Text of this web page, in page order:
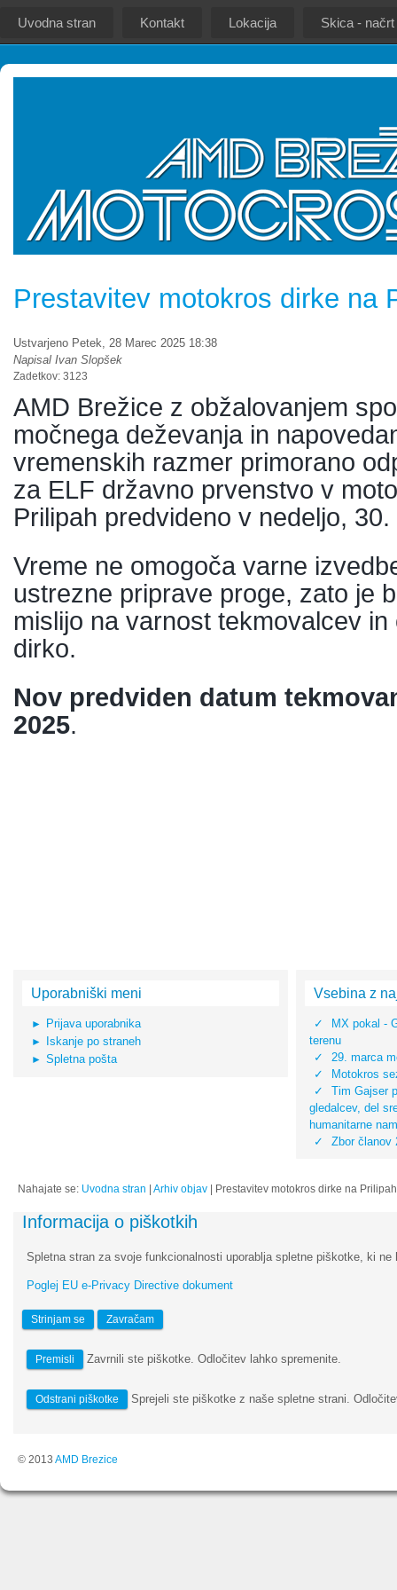
Uvodna stran Kontakt Lokacija Skica -
Prestavitev motokros dirke na
Ustvarjeno Petek, 28 Marec 2025 18:38
Napisal Ivan Slopšek
Zadetkov: 3123
AMD Brežice z obžalovanjem
močnega deževanja in
vremenskih razmer primorano
za ELF državno prvenstvo v
Prilipah predvideno v nedeljo,
Vreme ne omogoča varne
ustrezne priprave proge, zato je
mislijo na varnost tekmovalcev
dirko.
Nov predviden datum
2025.
Uporabniški meni
Prijava uporabnika
Iskanje po straneh
Spletna pošta
Vsebina z
MX pokal -
terenu
29. marca
Motokros
Tim Gajser
gledalcev, del
humanitarne
Zbor članov
Nahajate se: Uvodna stran Arhiv objav Prestavitev motokros dirke na
Informacija o piškotkih
Spletna stran za svoje funkcionalnosti uporablja spletne piškotke, ki
Poglej EU e-Privacy Directive dokument
Strinjam se Zavračam
Premisli Zavrnili ste piškotke. Odločitev lahko spremenite.
Odstrani piškotke Sprejeli ste piškotke z naše spletne strani.
© 2013 AMD Brezice